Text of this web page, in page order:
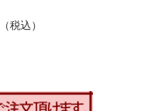
（税込）